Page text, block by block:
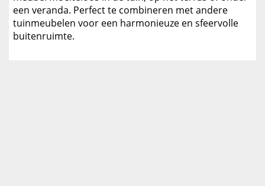
een veranda. Perfect te combineren met andere
tuinmeubelen voor een harmonieuze en sfeervolle
buitenruimte.